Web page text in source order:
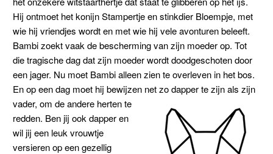
Hij ontmoet het konijn Stampertje en stinkdier Bloempje, met
wie hij vriendjes wordt en met wie hij vele avonturen beleeft.
Bambi zoekt vaak de bescherming van zijn moeder op. Tot
die tragische dag dat zijn moeder wordt doodgeschoten door
een jager. Nu moet Bambi alleen zien te overleven in het bos.
En op een dag moet hij bewijzen net zo dapper te zijn als zijn
vader, om de andere herten te
redden. Ben jij ook dapper en
wil jij een leuk vrouwtje
versieren op een gezellig